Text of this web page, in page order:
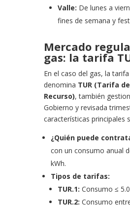
Valle: De lunes a
fines de semana y
Mercado
gas: la tarifa
En el caso del gas, la
denomina TUR (Tarifa
Recurso), también
Gobierno y revisada
características principales
¿Quién puede
con un consumo anual
kWh.
Tipos de tarifas:
TUR.1: Consumo ≤
TUR.2: Consumo